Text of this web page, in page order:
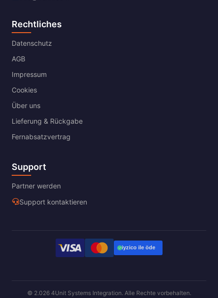
Rechtliches
Datenschutz
AGB
Impressum
Cookies
Über uns
Lieferung & Rückgabe
Fernabsatzvertrag
Support
Partner werden
Support kontaktieren
© 2.026 4Unit Systems Integration. Alle Rechte vorbehalten.